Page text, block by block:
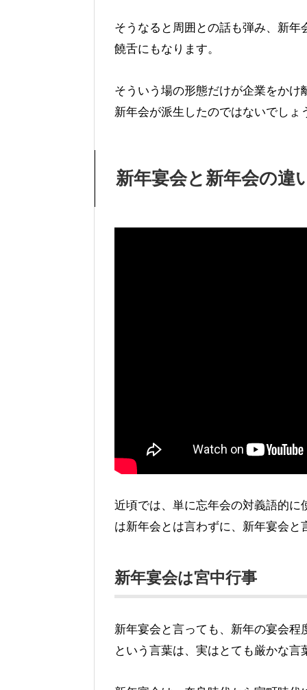
そうなると周囲との話も弾み、新
饒舌にもなります。
そういう場の形態だけが企業をか
新年会が派生したのではないでしょ
新年宴会と新年会の違
近頃では、単に忘年会の対義語的
は新年会とは言わずに、新年宴会と
新年宴会は宮中行事
新年宴会と言っても、新年の宴会
という言葉は、実はとても厳かな言